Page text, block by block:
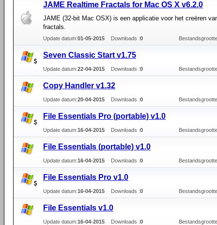
JAME Realtime Fractals for Mac OS X v6.2.0
JAME (32-bit Mac OSX) is een applicatie voor het creëren
fractals.
Update datum:01-05-2015 Downloads :0
Seven Classic Start v1.75
Update datum:22-04-2015 Downloads :0
Copy Handler v1.32
Update datum:20-04-2015 Downloads :0
File Essentials Pro (portable) v1.0
Update datum:16-04-2015 Downloads :0
File Essentials (portable) v1.0
Update datum:16-04-2015 Downloads :0
File Essentials Pro v1.0
Update datum:16-04-2015 Downloads :0
File Essentials v1.0
Update datum:16-04-2015 Downloads :0